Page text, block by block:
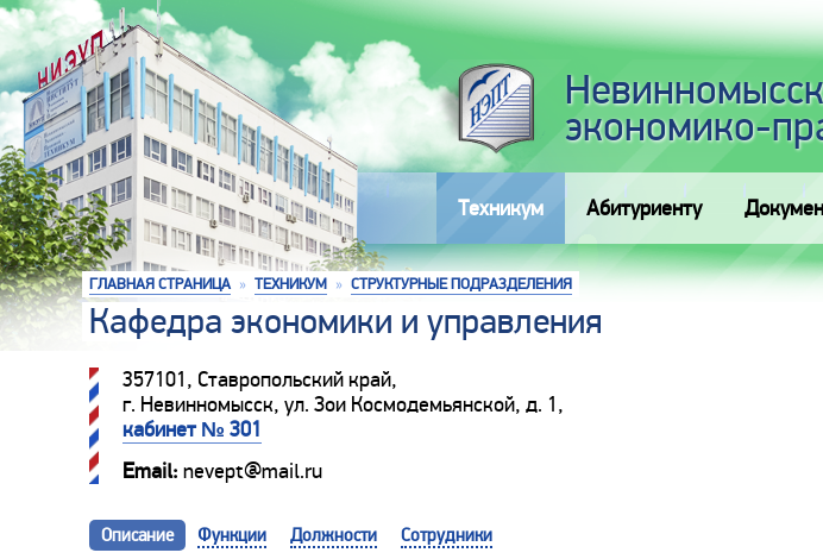
экономико-
Техникум Абитуриенту
ГЛАВНАЯ СТРАНИЦА » ТЕХНИКУМ » СТРУКТУРНЫЕ ПОДРАЗДЕЛЕНИЯ
Кафедра экономики и управления
357101, Ставропольский край,
г. Невинномысск, ул. Зои Космодемьянской, д. 1,
кабинет № 301
Email: nevept@mail.ru
Описание Функции Должности Сотрудники